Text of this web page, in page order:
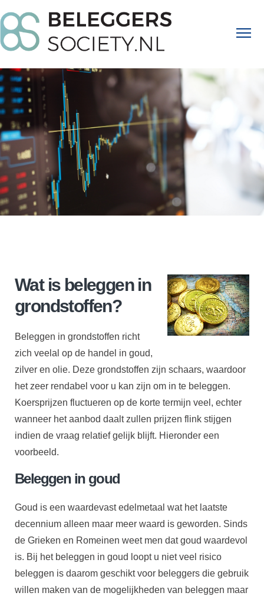
Beleggen
Beleggingsvormen
Online Brokers
Wat is beleggen in
grondstoffen?
Beleggen in grondstoffen richt
zich veelal op de handel in goud,
zilver en olie. Deze grondstoffen zijn schaars, waardoor
het zeer rendabel voor u kan zijn om in te beleggen.
Koersprijzen fluctueren op de korte termijn veel, echter
wanneer het aanbod daalt zullen prijzen flink stijgen
indien de vraag relatief gelijk blijft. Hieronder een
voorbeeld.
Beleggen in goud
Goud is een waardevast edelmetaal wat het laatste
decennium alleen maar meer waard is geworden. Sinds
de Grieken en Romeinen weet men dat goud waardevol
is. Bij het beleggen in goud loopt u niet veel risico
beleggen is daarom geschikt voor beleggers die gebruik
willen maken van de mogelijkheden van beleggen maar